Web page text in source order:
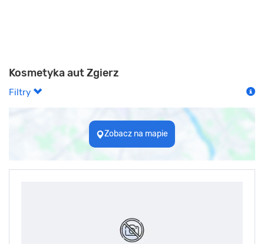
Kosmetyka aut Zgierz
Filtry
Zobacz na mapie